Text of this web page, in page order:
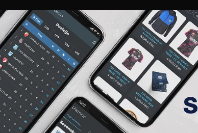
GALÉRIA „A” CSAPAT TAGSÁG JEGYEK AKKREDITÁCIÓ KLUB